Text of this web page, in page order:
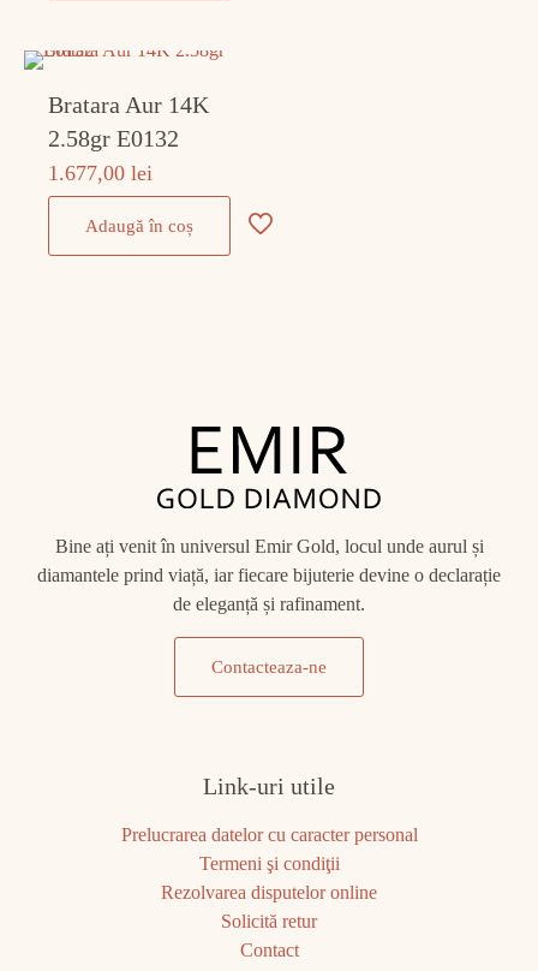
Bratara Aur 14K
2.58gr E0132
1.677,00lei
Adaugă în coș
Bine ați venit în universul Emir Gold, locul unde aurul și
diamantele prind viață, iar fiecare bijuterie devine o declarație
de eleganță și rafinament.
Contacteaza-ne
Link-uri utile
Prelucrarea datelor cu caracter personal
Termeni şi condiţii
Rezolvarea disputelor online
Solicită retur
Contact